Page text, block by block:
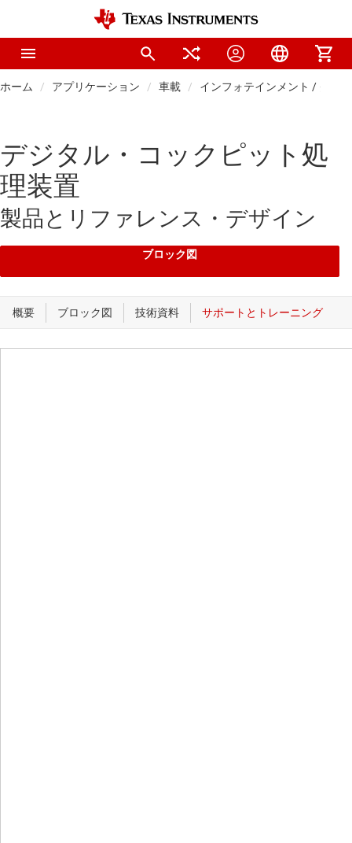
ホーム アプリケーション 車載 インフォテインメント / クラ
デジタル・コックピット処
理装置
製品とリファレンス・デザイン
ブロック図